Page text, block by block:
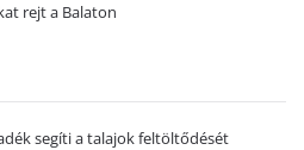
rejt a Balaton
segíti a talajok feltöltődését